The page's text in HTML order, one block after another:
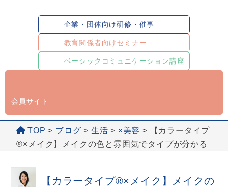
企業・団体向け研修・催事
教育関係者向けセミナー
ベーシックコミュニケーション講座
会員サイト
TOP > ブログ > 生活 > ×美容 >
【カラータイプ
®️×メイク】メイクの色と雰囲気でタイプが分かる
【カラータイプ®️×メイク】メイクの